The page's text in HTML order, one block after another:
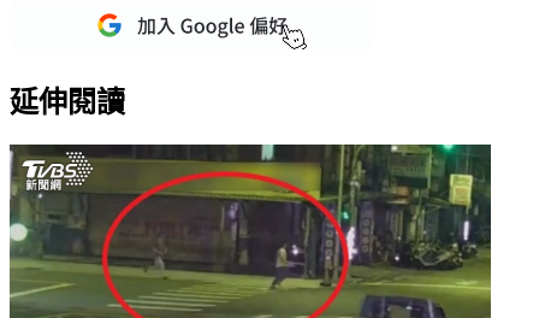
延伸閱讀